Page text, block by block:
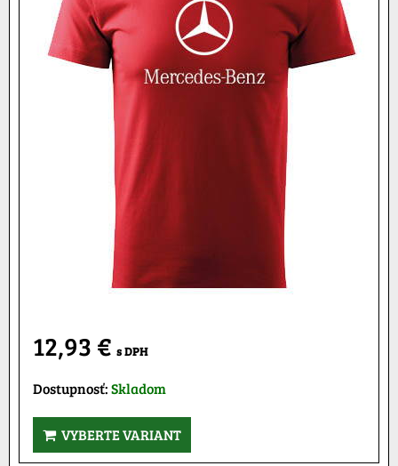
12,93 € s DPH
Dostupnosť:Skladom
VYBERTE VARIANT